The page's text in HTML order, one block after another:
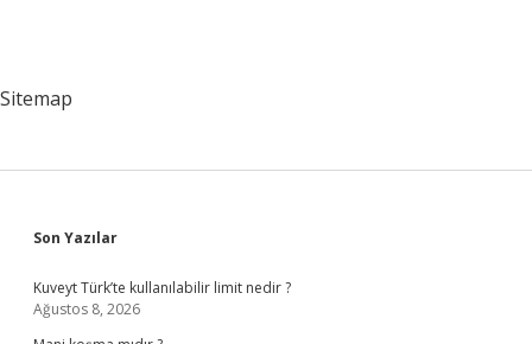
Sitemap
Sidebar
Son Yazılar
Kuveyt Türk’te kullanılabilir limit nedir ?
Ağustos 8, 2026